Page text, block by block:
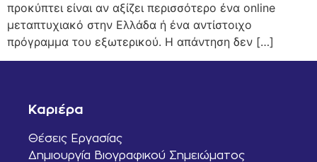
προκύπτει είναι αν αξίζει περισσότερο ένα online
μεταπτυχιακό στην Ελλάδα ή ένα αντίστοιχο
πρόγραμμα του εξωτερικού. Η απάντηση δεν […]
Καριέρα
Θέσεις Εργασίας
Δημιουργία Βιογραφικού Σημειώματος